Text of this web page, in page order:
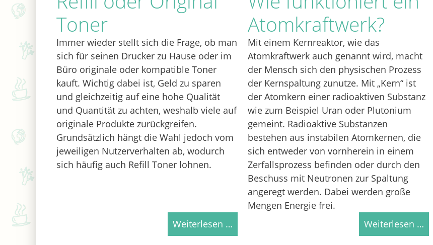
Toner
Immer wieder stellt sich die Frage, ob man
sich für seinen Drucker zu Hause oder im
Büro originale oder kompatible Toner
kauft. Wichtig dabei ist, Geld zu sparen
und gleichzeitig auf eine hohe Qualität
und Quantität zu achten, weshalb viele auf
originale Produkte zurückgreifen.
Grundsätzlich hängt die Wahl jedoch vom
jeweiligen Nutzerverhalten ab, wodurch
sich häufig auch Refill Toner lohnen.
Weiterlesen …
Atomkraftwerk?
Mit einem Kernreaktor, wie das
Atomkraftwerk auch genannt wird, macht
der Mensch sich den physischen Prozess
der Kernspaltung zunutze. Mit „Kern“ ist
der Atomkern einer radioaktiven Substanz
wie zum Beispiel Uran oder Plutonium
gemeint. Radioaktive Substanzen
bestehen aus instabilen Atomkernen, die
sich entweder von vornherein in einem
Zerfallsprozess befinden oder durch den
Beschuss mit Neutronen zur Spaltung
angeregt werden. Dabei werden große
Mengen Energie frei.
Weiterlesen …